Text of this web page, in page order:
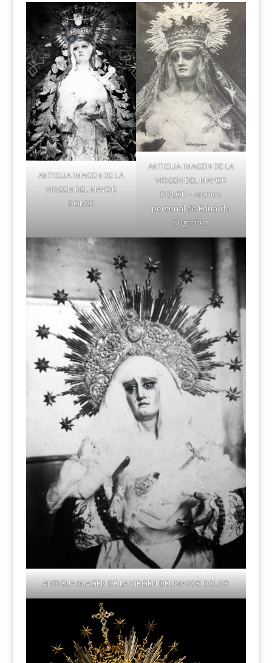
ANTIGUA IMAGEN DE LA
VIRGEN DEL MAYOR
DOLOR
ANTIGUA IMAGEN DE LA
VIRGEN DEL MAYOR
DOLOR – Archivo
personal de Eduardo
Sugrañes
ANTIGUA IMAGEN DE LA VIRGEN DEL MAYOR DOLOR